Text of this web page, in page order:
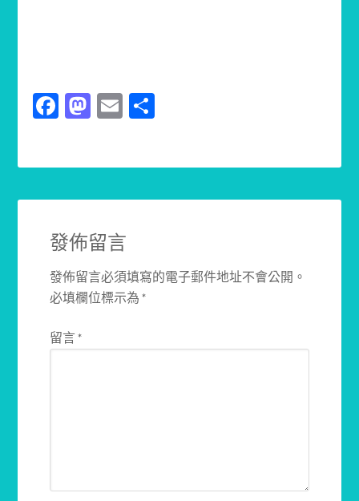
Facebook
Mastodon
Email
發佈留言
發佈留言必須填寫的電子郵件地址不會公開。
必填欄位標示為*
留言*